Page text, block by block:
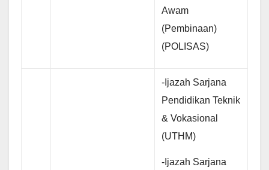
Awam
(Pembinaan)
(POLISAS)
-Ijazah Sarjana
Pendidikan Teknik
& Vokasional
(UTHM)
-Ijazah Sarjana